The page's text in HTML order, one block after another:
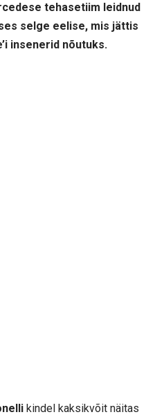
tehasetiim leidnud
selge eelise, mis jättis
insenerid nõutuks.
kindel kaksikvõit näitas